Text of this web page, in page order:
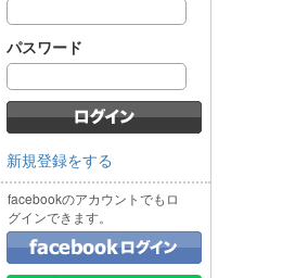
パスワード
新規登録をする
facebookのアカウントでもロ
グインできます。